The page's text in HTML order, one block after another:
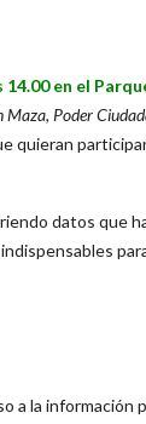
en el
Poder
quieran
datos que
a la información